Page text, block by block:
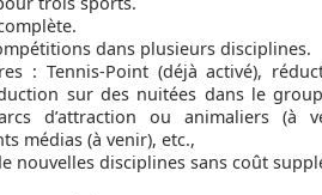
dans plusieurs disciplines.
: Tennis-Point (déjà activé),
sur des nuitées dans le
d’attraction ou animaliers (à
médias (à venir), etc.,
nouvelles disciplines sans coût